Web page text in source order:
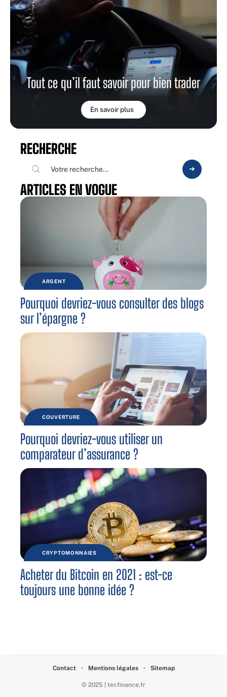
Tout ce qu’il faut savoir pour bien trader
En savoir plus
RECHERCHE
ARTICLES EN VOGUE
ARGENT
Pourquoi devriez-vous consulter des blogs
sur l’épargne ?
COUVERTURE
Pourquoi devriez-vous utiliser un
comparateur d’assurance ?
CRYPTOMONNAIES
Acheter du Bitcoin en 2021 : est-ce
toujours une bonne idée ?
© 2025 | tecfinance.fr
Contact Mentions légales Sitemap